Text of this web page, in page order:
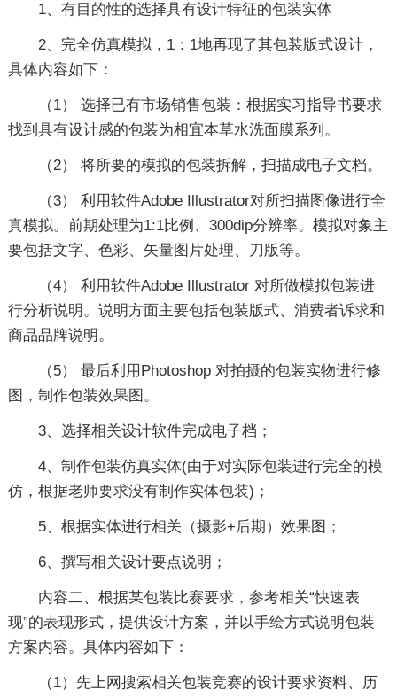
1、有目的性的选择具有设计特征的包装实体
2、完全仿真模拟，1：1地再现了其包装版式设计，
具体内容如下：
（1） 选择已有市场销售包装：根据实习指导书要求
找到具有设计感的包装为相宜本草水洗面膜系列。
（2） 将所要的模拟的包装拆解，扫描成电子文档。
（3） 利用软件Adobe Illustrator对所扫描图像进行全
真模拟。前期处理为1:1比例、300dip分辨率。模拟对象主
要包括文字、色彩、矢量图片处理、刀版等。
（4） 利用软件Adobe Illustrator 对所做模拟包装进
行分析说明。说明方面主要包括包装版式、消费者诉求和
商品品牌说明。
（5） 最后利用Photoshop 对拍摄的包装实物进行修
图，制作包装效果图。
3、选择相关设计软件完成电子档；
4、制作包装仿真实体(由于对实际包装进行完全的模
仿，根据老师要求没有制作实体包装)；
5、根据实体进行相关（摄影+后期）效果图；
6、撰写相关设计要点说明；
内容二、根据某包装比赛要求，参考相关“快速表
现”的表现形式，提供设计方案，并以手绘方式说明包装
方案内容。具体内容如下：
（1）先上网搜索相关包装竞赛的设计要求资料、历